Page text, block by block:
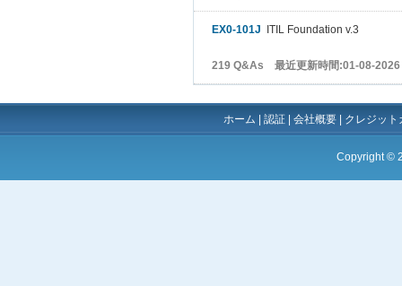
EX0-101J ITIL Foundation v.3
219 Q&As 最近更新時間:01-08-2026
ホーム 認証 会社概要 クレジッ
Copyright ©